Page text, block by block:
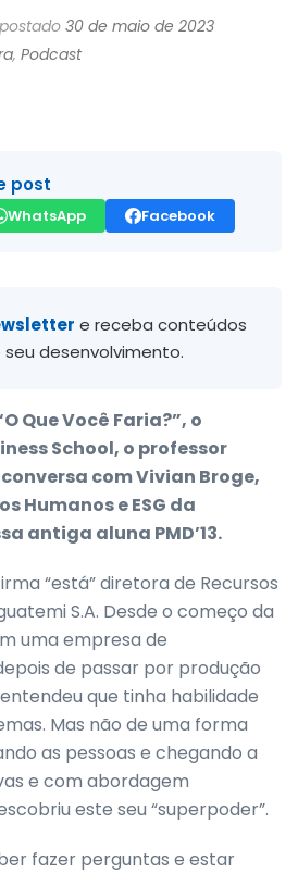
postado 30 de maio de 2023
, Podcast
post
WhatsApp Facebook
e receba conteúdos
desenvolvimento.
Que Você Faria?”, o
School, o professor
com Vivian Broge,
Humanos e ESG da
antiga aluna PMD’13.
“está” diretora de Recursos
S.A. Desde o começo da
uma empresa de
de passar por produção
que tinha habilidade
Mas não de uma forma
as pessoas e chegando a
e com abordagem
este seu “superpoder”.
fazer perguntas e estar